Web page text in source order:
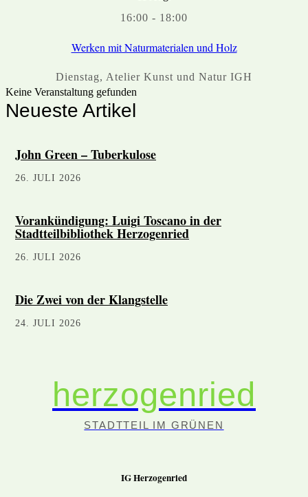
16:00 - 18:00
Werken mit Naturmaterialen und Holz
Dienstag, Atelier Kunst und Natur IGH
Keine Veranstaltung gefunden
Neueste Artikel
John Green – Tuberkulose
26. JULI 2026
Vorankündigung: Luigi Toscano in der
Stadtteilbibliothek Herzogenried
26. JULI 2026
Die Zwei von der Klangstelle
24. JULI 2026
herzogenried
STADTTEIL IM GRÜNEN
IG Herzogenried